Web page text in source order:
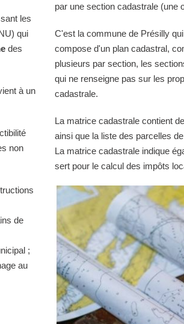
les
qui
des
à un
non
de
;
au
par une section cadastrale (une
C'est la commune de Présilly
compose d'un plan cadastral,
plusieurs par section, les
qui ne renseigne pas sur les
cadastrale.
La matrice cadastrale contient
ainsi que la liste des parcelles
La matrice cadastrale indique
sert pour le calcul des impôts